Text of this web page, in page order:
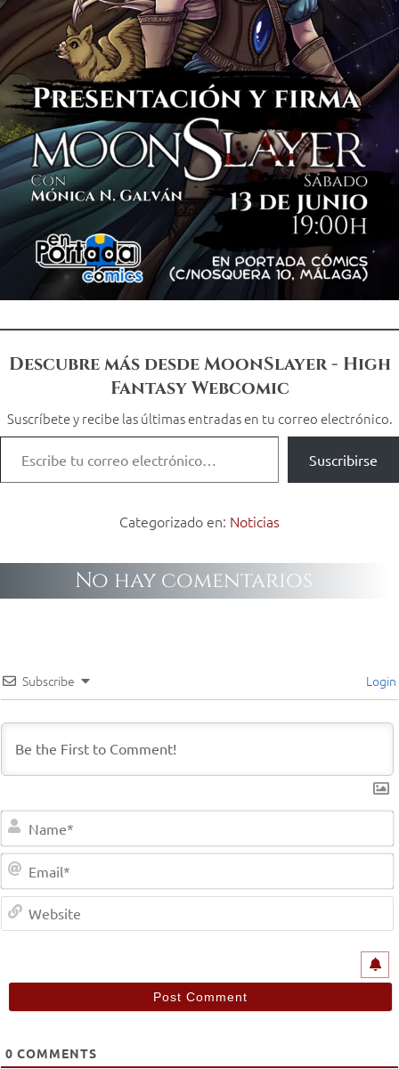
Descubre más desde MoonSlayer - High
Fantasy Webcomic
Suscríbete y recibe las últimas entradas en tu correo electrónico.
Suscribirse
Categorizado en: Noticias
No hay comentarios
Subscribe Login
0 COMMENTS